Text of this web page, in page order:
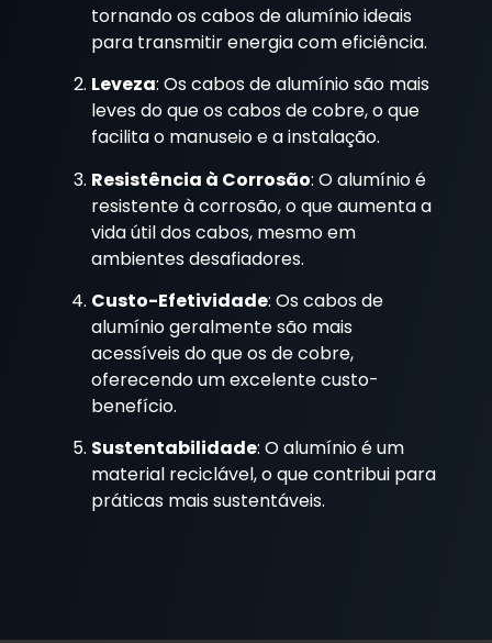
tornando os cabos de alumínio ideais
para transmitir energia com eficiência.
Leveza: Os cabos de alumínio são mais
leves do que os cabos de cobre, o que
facilita o manuseio e a instalação.
Resistência à Corrosão: O alumínio é
resistente à corrosão, o que aumenta a
vida útil dos cabos, mesmo em
ambientes desafiadores.
Custo-Efetividade: Os cabos de
alumínio geralmente são mais
acessíveis do que os de cobre,
oferecendo um excelente custo-
benefício.
Sustentabilidade: O alumínio é um
material reciclável, o que contribui para
práticas mais sustentáveis.